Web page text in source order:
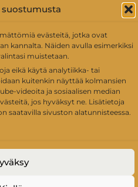
evästeitä, jotka ovat
kannalta. Näiden avulla esimerkiksi
muistetaan.
eikä käytä analytiikka- tai
kuitenkin näyttää kolmansien
videoita ja sosiaalisen median
jos hyväksyt ne. Lisätietoja
saatavilla sivuston alatunnisteessa.
lapset Ry